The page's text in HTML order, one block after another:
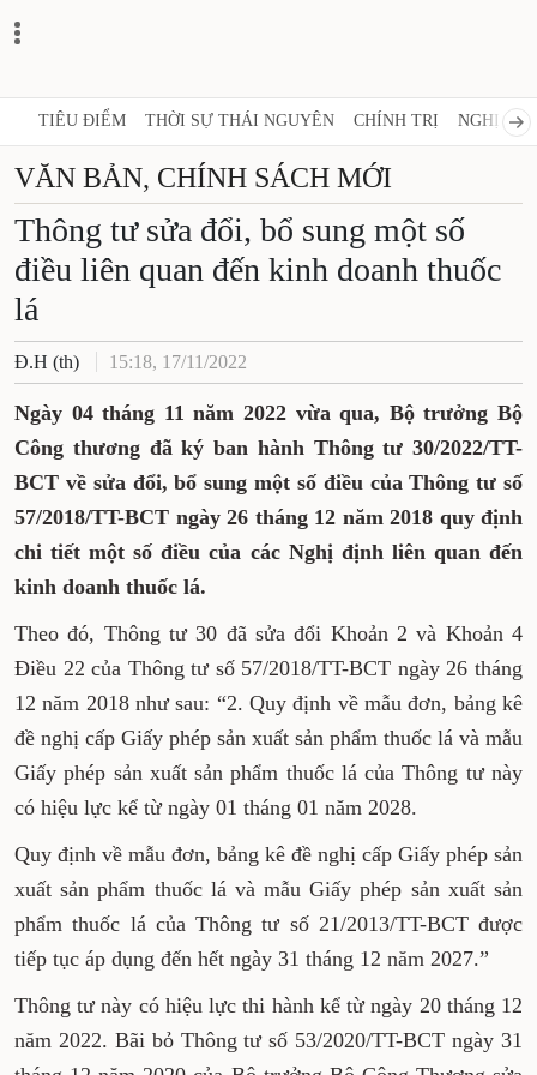
TIÊU ĐIỂM THỜI SỰ THÁI NGUYÊN CHÍNH TRỊ NGHỊ
VĂN BẢN, CHÍNH SÁCH MỚI
Thông tư sửa đổi, bổ sung một số
điều liên quan đến kinh doanh thuốc
lá
Đ.H (th) 15:18, 17/11/2022
Ngày 04 tháng 11 năm 2022 vừa qua, Bộ trưởng Bộ
Công thương đã ký ban hành Thông tư 30/2022/TT-
BCT về sửa đổi, bổ sung một số điều của Thông tư số
57/2018/TT-BCT ngày 26 tháng 12 năm 2018 quy định
chi tiết một số điều của các Nghị định liên quan đến
kinh doanh thuốc lá.
Theo đó, Thông tư 30 đã sửa đổi Khoản 2 và Khoản 4
Điều 22 của Thông tư số 57/2018/TT-BCT ngày 26 tháng
12 năm 2018 như sau: “2. Quy định về mẫu đơn, bảng kê
đề nghị cấp Giấy phép sản xuất sản phẩm thuốc lá và mẫu
Giấy phép sản xuất sản phẩm thuốc lá của Thông tư này
có hiệu lực kể từ ngày 01 tháng 01 năm 2028.
Quy định về mẫu đơn, bảng kê đề nghị cấp Giấy phép sản
xuất sản phẩm thuốc lá và mẫu Giấy phép sản xuất sản
phẩm thuốc lá của Thông tư số 21/2013/TT-BCT được
tiếp tục áp dụng đến hết ngày 31 tháng 12 năm 2027.”
Thông tư này có hiệu lực thi hành kể từ ngày 20 tháng 12
năm 2022. Bãi bỏ Thông tư số 53/2020/TT-BCT ngày 31